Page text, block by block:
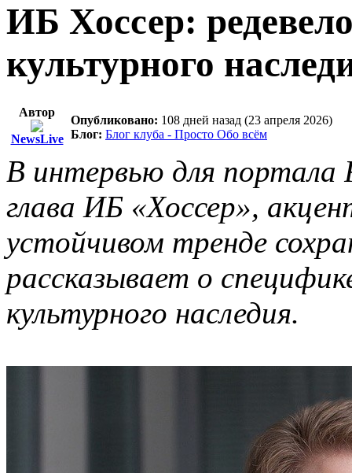
ИБ Хоссер:
культурного
Автор
NewsLive
Опубликовано: 108 дней назад (23 апреля 2026)
Блог: Блог клуба - Просто Обо всём
В интервью для портала
глава ИБ «Хоссер»,
устойчивом тренде
рассказывает о
культурного наследия.